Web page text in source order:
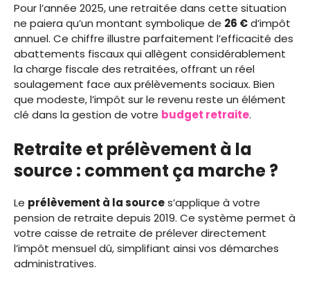
Pour l’année 2025, une retraitée dans cette situation
ne paiera qu’un montant symbolique de 26 €d’impôt
annuel. Ce chiffre illustre parfaitement l’efficacité des
abattements fiscaux qui allègent considérablement
la charge fiscale des retraitées, offrant un réel
soulagement face aux prélèvements sociaux. Bien
que modeste, l’impôt sur le revenu reste un élément
clé dans la gestion de votre budget retraite.
Retraite et prélèvement à la
source : comment ça marche ?
Le prélèvement à la sources’applique à votre
pension de retraite depuis 2019. Ce système permet à
votre caisse de retraite de prélever directement
l’impôt mensuel dû, simplifiant ainsi vos démarches
administratives.